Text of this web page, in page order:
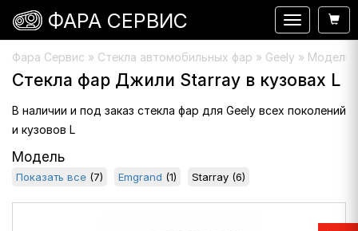
Фара Сервис » Стекла автомобильных фар » Geely » Модель
Стекла фар Джили Starray в кузовах L
В наличии и под заказ стекла фар для Geely всех поколений
и кузовов L
Модель
Показать все (7) Emgrand (1) Starray (6)
Навигация
ФАРА СЕРВИС